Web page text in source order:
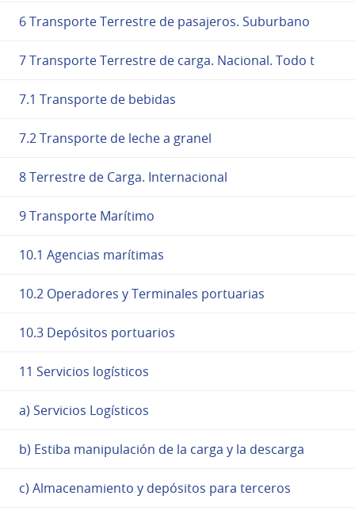
6 Transporte Terrestre de pasajeros. Suburbano
7 Transporte Terrestre de carga. Nacional. Todo t
7.1 Transporte de bebidas
7.2 Transporte de leche a granel
8 Terrestre de Carga. Internacional
9 Transporte Marítimo
10.1 Agencias marítimas
10.2 Operadores y Terminales portuarias
10.3 Depósitos portuarios
11 Servicios logísticos
a) Servicios Logísticos
b) Estiba manipulación de la carga y la descarga
c) Almacenamiento y depósitos para terceros